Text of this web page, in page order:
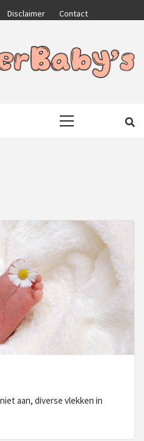
Disclaimer Contact
aan, diverse vlekken in